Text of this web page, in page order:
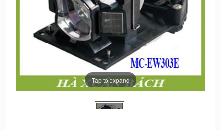
Tap to expand